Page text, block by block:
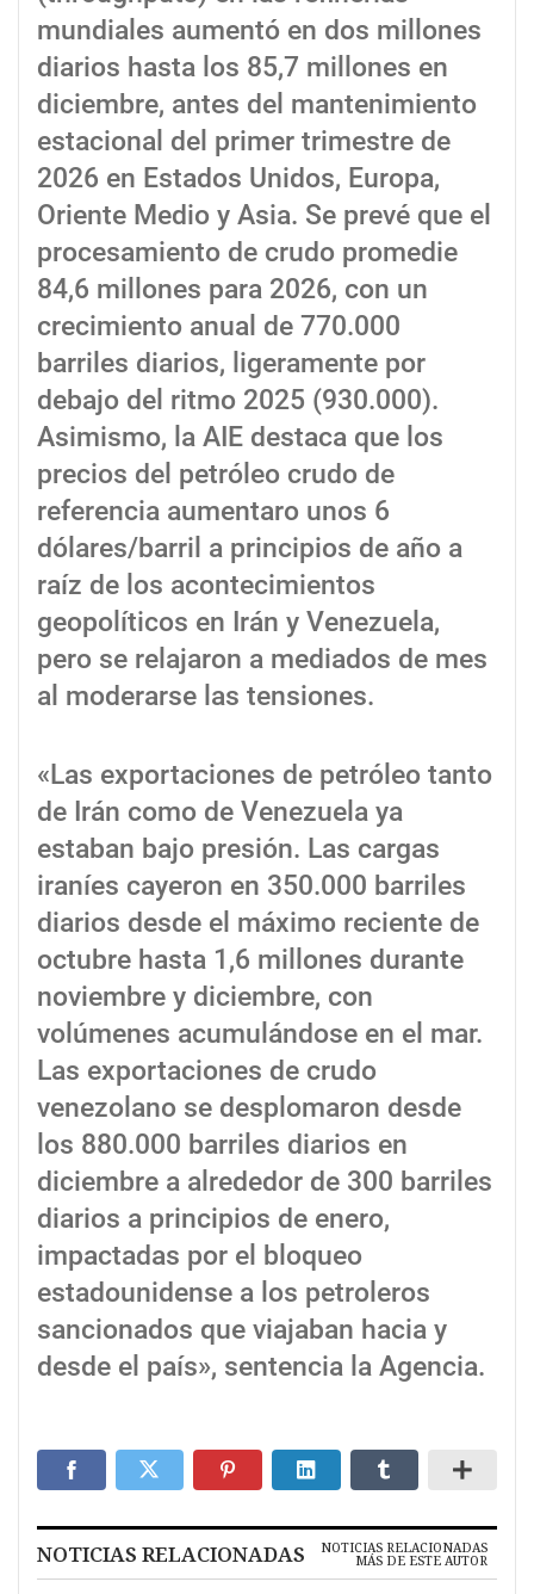
mundiales aumentó en dos millones
diarios hasta los 85,7 millones en
diciembre, antes del mantenimiento
estacional del primer trimestre de
2026 en Estados Unidos, Europa,
Oriente Medio y Asia. Se prevé que el
procesamiento de crudo promedie
84,6 millones para 2026, con un
crecimiento anual de 770.000
barriles diarios, ligeramente por
debajo del ritmo 2025 (930.000).
Asimismo, la AIE destaca que los
precios del petróleo crudo de
referencia aumentaro unos 6
dólares/barril a principios de año a
raíz de los acontecimientos
geopolíticos en Irán y Venezuela,
pero se relajaron a mediados de mes
al moderarse las tensiones.
«Las exportaciones de petróleo tanto
de Irán como de Venezuela ya
estaban bajo presión. Las cargas
iraníes cayeron en 350.000 barriles
diarios desde el máximo reciente de
octubre hasta 1,6 millones durante
noviembre y diciembre, con
volúmenes acumulándose en el mar.
Las exportaciones de crudo
venezolano se desplomaron desde
los 880.000 barriles diarios en
diciembre a alrededor de 300 barriles
diarios a principios de enero,
impactadas por el bloqueo
estadounidense a los petroleros
sancionados que viajaban hacia y
desde el país», sentencia la Agencia.
NOTICIAS RELACIONADAS NOTICIAS RELACIONADAS
MÁS DE ESTE AUTOR